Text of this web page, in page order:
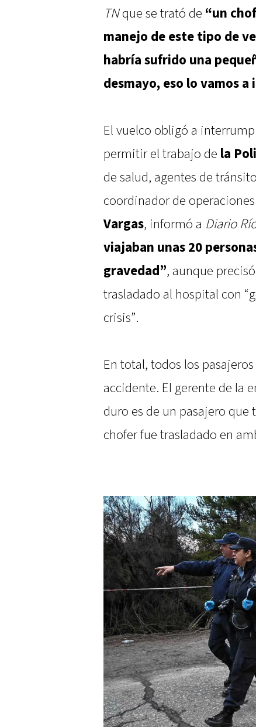
TNque se trató de “un
manejo de este tipo de
habría sufrido una
desmayo, eso lo vamos
El vuelco obligó a
permitir el trabajo de la
de salud, agentes de
coordinador de
Vargas, informó a Diario
viajaban unas 20
gravedad”, aunque
trasladado al hospital con
crisis”.
En total, todos los
accidente. El gerente de la
duro es de un pasajero que
chofer fue trasladado en